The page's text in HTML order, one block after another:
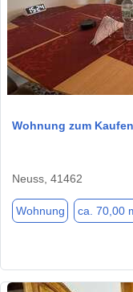
Wohnung zum
Neuss, 41462
Wohnung ca. 70,00